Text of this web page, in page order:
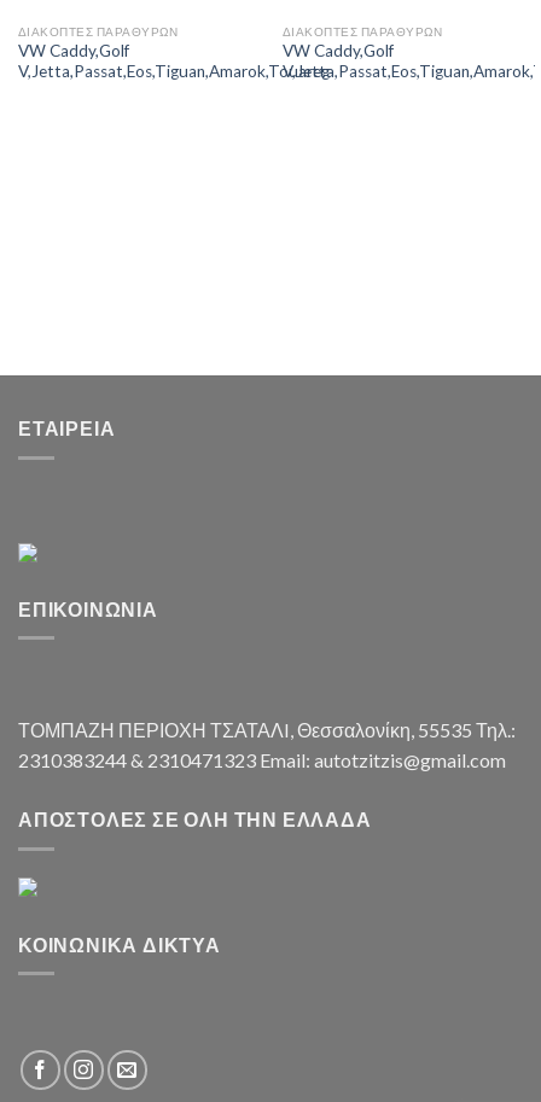
ΔΙΑΚΟΠΤΕΣ ΠΑΡΑΘΥΡΩΝ
VW Caddy,Golf
V,Jetta,Passat,Eos,Tiguan,Amarok,Touareg
ΔΙΑΚΟΠΤΕΣ ΠΑΡΑΘΥΡΩΝ
VW Caddy,Golf
ΕΤΑΙΡΕΊΑ
ΕΠΙΚΟΙΝΩΝΊΑ
ΤΟΜΠΑΖΗ ΠΕΡΙΟΧΗ ΤΣΑΤΑΛI, Θεσσαλονίκη, 55535 Τηλ.:
2310383244 & 2310471323 Email: autotzitzis@gmail.com
ΑΠΟΣΤΟΛΈΣ ΣΕ ΌΛΗ ΤΗΝ ΕΛΛΆΔΑ
ΚΟΙΝΩΝΙΚΆ ΔΊΚΤΥΑ